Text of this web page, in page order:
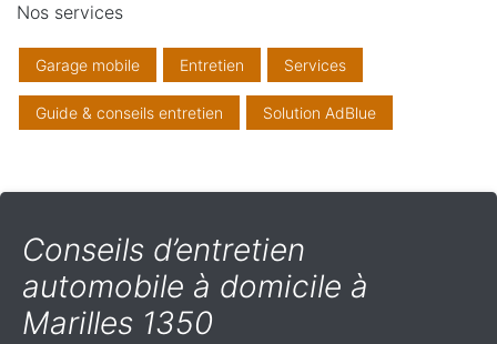
Nos services
Garage mobile Entretien Services
Guide & conseils entretien Solution AdBlue
Conseils d’entretien
automobile à domicile à
Marilles 1350